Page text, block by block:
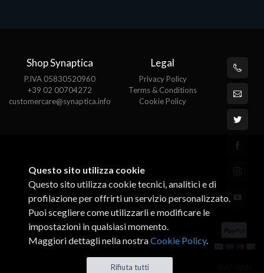
Shop Synaptica
P.IVA 05830520960
+39 02 00704272
customercare@synaptica.info
Legal
Privacy Policy
Terms & Conditions
Cookie Policy
Questo sito utilizza cookie
Questo sito utilizza cookie tecnici, analitici e di
profilazione per offrirti un servizio personalizzato.
Puoi scegliere come utilizzarli e modificare le
impostazioni in qualsiasi momento.
Maggiori dettagli nella nostraCookie Policy.
Rifiuta tutti